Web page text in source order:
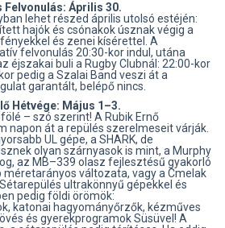
Felvonulás: Április 30.
lehet részed április utolsó estéjén:
hajók és csónakok úsznak végig a
és zenei kísérettel. A
felvonulás 20:30-kor indul, utána
éjszakai buli a Rugby Clubnál: 22:00-kor
pedig a Szalai Band veszi át a
garantált, belépő nincs.
Hétvége: Május 1–3.
– szó szerint! A Rubik Ernő
napon át a repülés szerelmeseit várják.
UL gépe, a SHARK, de
olyan szárnyasok is mint, a Murphy
az MB–339 olasz fejlesztésű gyakorló
méretarányos változata, vagy a Cmelak
ultrakönnyű gépekkel és
pedig földi örömök:
katonai hagyományőrzők, kézműves
és gyerekprogramok Süsüvel! A